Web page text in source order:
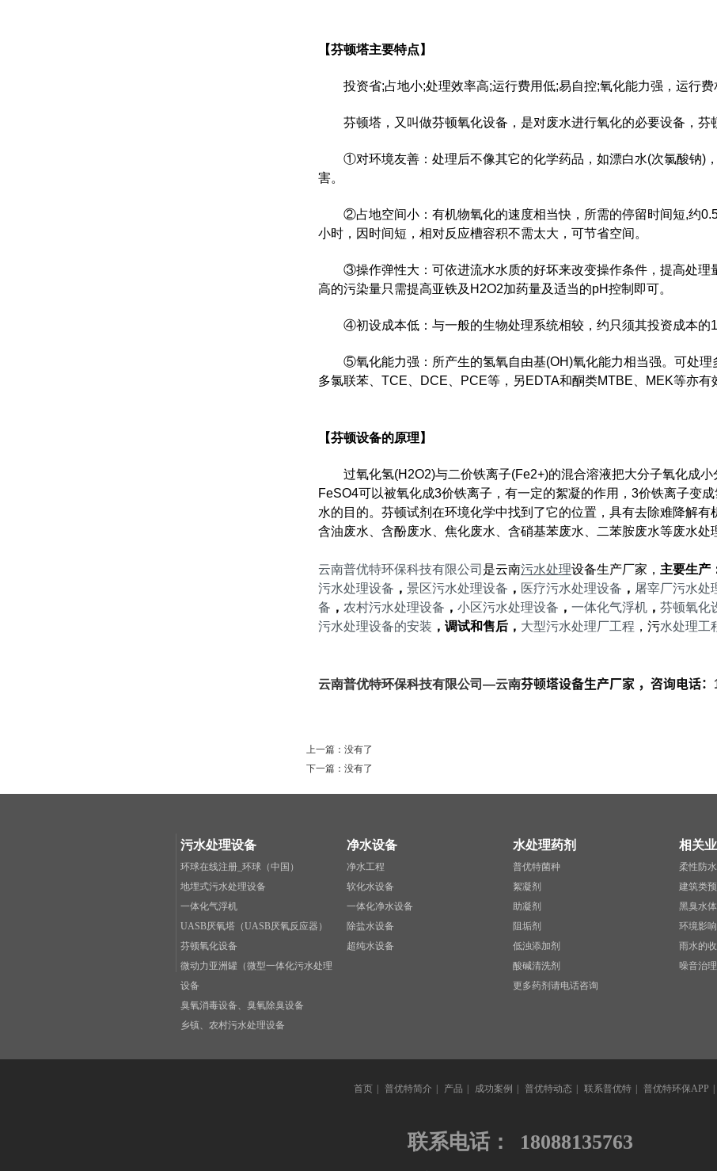
【芬顿塔主要特点】
投资省;占地小;处理效率高;运行费用低;易自控;氧化能力强，运行费
芬顿塔，又叫做芬顿氧化设备，是对废水进行氧化的必要设备，芬
①对环境友善：处理后不像其它的化学药品，如漂白水(次氯酸钠)
害。
②占地空间小：有机物氧化的速度相当快，所需的停留时间短,约
小时，因时间短，相对反应槽容积不需太大，可节省空间。
③操作弹性大：可依进流水水质的好坏来改变操作条件，提高处理
高的污染量只需提高亚铁及H2O2加药量及适当的pH控制即可。
④初设成本低：与一般的生物处理系统相较，约只须其投资成本的
⑤氧化能力强：所产生的氢氧自由基(OH)氧化能力相当强。可处理
多氯联苯、TCE、DCE、PCE等，另EDTA和酮类MTBE、MEK等亦有
【芬顿设备的原理】
过氧化氢(H2O2)与二价铁离子(Fe2+)的混合溶液把大分子氧化成
FeSO4可以被氧化成3价铁离子，有一定的絮凝的作用，3价铁离子变
水的目的。芬顿试剂在环境化学中找到了它的位置，具有去除难降解有
含油废水、含酚废水、焦化废水、含硝基苯废水、二苯胺废水等废水处
云南普优特环保科技有限公司 是云南污水处理设备生产厂家， 主要生产
污水处理设备 ， 景区污水处理设备 ， 医疗污水处理设备 ， 屠宰厂污水处
备 ， 农村污水处理设备 ， 小区污水处理设备 ， 一体化气浮机 ， 芬顿氧化
污水处理设备的安装 ，调试和售后， 大型污水处理厂工程 ，污水处理工
云南普优特环保科技有限公司—云南芬顿塔设备生产厂家 ，咨询电话：
上一篇：没有了
下一篇：没有了
污水处理设备
环球在线注册_环球（中国）
地埋式污水处理设备
一体化气浮机
UASB厌氧塔（UASB厌氧反应器）
芬顿氧化设备
微动力亚洲罐（微型一体化污水处理
设备
臭氧消毒设备、臭氧除臭设备
乡镇、农村污水处理设备
净水设备
净水工程
软化水设备
一体化净水设备
除盐水设备
超纯水设备
水处理药剂
普优特菌种
絮凝剂
助凝剂
阻垢剂
低浊添加剂
酸碱清洗剂
更多药剂请电话咨询
相关
柔性防
建筑类
黑臭水
环境影
雨水的
噪音治理
首页 普优特简介 产品 成功案例 普优特动态 联系普优特 普优特环保APP
联系电话： 18088135763